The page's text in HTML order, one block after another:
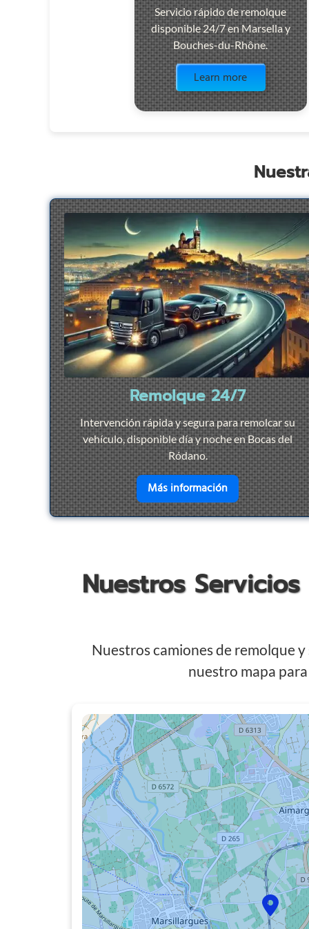
Servicio rápido de remolque
disponible 24/7 en Marsella y
Bouches-du-Rhône.
Learn more
Remolque 24/7
Intervención rápida y segura para remolcar su
vehículo, disponible día y noche en Bocas del
Ródano.
Más informaciónen savoir plus
Nuestros
Nuestros camiones de remolque
nuestro mapa